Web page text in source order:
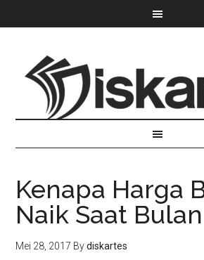
Kenapa Harga
Naik Saat
Mei 28, 2017 Bydiskartes